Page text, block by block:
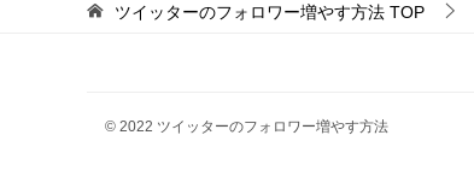
ツイッターのフォロワー増やす方法 TOP
© 2022 ツイッターのフォロワー増やす方法